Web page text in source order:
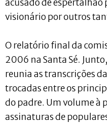
acusado de
visionário por outros
O relatório final da
2006 na Santa Sé.
reunia as transcrições
trocadas entre os
do padre. Um volume à
assinaturas de